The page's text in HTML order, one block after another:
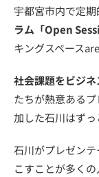
宇都宮市内で定
ラム「Open
キングスペース
社会課題をビジ
たちが熱意ある
加した石川はずっ
石川がプレゼン
こすことが多く